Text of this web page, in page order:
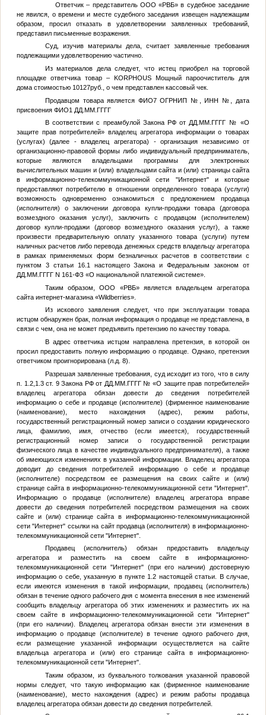
Ответчик – представитель ООО «РВБ» в судебное заседание
не явился, о времени и месте судебного заседания извещен надлежащим
образом, просил отказать в удовлетворении заявленных требований,
представил письменные возражения.
Суд, изучив материалы дела, считает заявленные требования
подлежащими удовлетворению частично.
Из материалов дела следует, что истец приобрел на торговой
площадке ответчика товар – KORPHOUS Мощный пароочиститель для
дома стоимостью 10127руб., о чем представлен кассовый чек.
Продавцом товара является ФИО7ОГРНИП № , ИНН №
, дата
присвоения ФИО1 ДД.ММ.ГГГГ
В соответствии с преамбулой Закона РФ от ДД.ММ.ГГГГ № «О
защите прав потребителей» владелец агрегатора информации о товарах
(услугах) (далее - владелец агрегатора) - организация независимо от
организационно-правовой формы либо индивидуальный предприниматель,
которые являются владельцами программы для электронных
вычислительных машин и (или) владельцами сайта и (или) страницы сайта
в информационно-телекоммуникационной сети "Интернет" и которые
предоставляют потребителю в отношении определенного товара (услуги)
возможность одновременно ознакомиться с предложением продавца
(исполнителя) о заключении договора купли-продажи товара (договора
возмездного оказания услуг), заключить с продавцом (исполнителем)
договор купли-продажи (договор возмездного оказания услуг), а также
произвести предварительную оплату указанного товара (услуги) путем
наличных расчетов либо перевода денежных средств владельцу агрегатора
в рамках применяемых форм безналичных расчетов в соответствии с
пунктом 3 статьи 16.1 настоящего Закона и Федеральным законом от
ДД.ММ.ГГГГN 161-ФЗ «О национальной платежной системе».
Таким образом, ООО «РВБ» является владельцем агрегатора
сайта интернет-магазина «Wildberries».
Из искового заявления следует, что при эксплуатации товара
истцом обнаружен брак, полная информация о продавце не представлена, в
связи с чем, она не может предъявить претензию по качеству товара.
В адрес ответчика истцом направлена претензия, в которой он
просил предоставить полную информацию о продавце. Однако, претензия
ответчиком проигнорирована (л.д. 8).
Разрешая заявленные требования, суд исходит из того, что в силу
п. 1.2,1.3 ст. 9 Закона РФ от ДД.ММ.ГГГГ № «О защите прав потребителей»
владелец агрегатора обязан довести до сведения потребителей
информацию о себе и продавце (исполнителе) (фирменное наименование
(наименование), место нахождения (адрес), режим работы,
государственный регистрационный номер записи о создании юридического
лица, фамилию, имя, отчество (если имеется), государственный
регистрационный номер записи о государственной регистрации
физического лица в качестве индивидуального предпринимателя), а также
об имеющихся изменениях в указанной информации. Владелец агрегатора
доводит до сведения потребителей информацию о себе и продавце
(исполнителе) посредством ее размещения на своих сайте и (или)
странице сайта в информационно-телекоммуникационной сети "Интернет".
Информацию о продавце (исполнителе) владелец агрегатора вправе
довести до сведения потребителей посредством размещения на своих
сайте и (или) странице сайта в информационно-телекоммуникационной
сети "Интернет" ссылки на сайт продавца (исполнителя) в информационно-
телекоммуникационной сети "Интернет".
Продавец (исполнитель) обязан предоставить владельцу
агрегатора и разместить на своем сайте в информационно-
телекоммуникационной сети "Интернет" (при его наличии) достоверную
информацию о себе, указанную в пункте 1.2 настоящей статьи. В случае,
если имеются изменения в такой информации, продавец (исполнитель)
обязан в течение одного рабочего дня с момента внесения в нее изменений
сообщить владельцу агрегатора об этих изменениях и разместить их на
своем сайте в информационно-телекоммуникационной сети "Интернет"
(при его наличии). Владелец агрегатора обязан внести эти изменения в
информацию о продавце (исполнителе) в течение одного рабочего дня,
если размещение указанной информации осуществляется на сайте
владельца агрегатора и (или) его странице сайта в информационно-
телекоммуникационной сети "Интернет".
Таким образом, из буквального толкования указанной правовой
нормы следует, что такую информацию как (фирменное наименование
(наименование), место нахождения (адрес) и режим работы продавца
владелец агрегатора обязан довести до сведения потребителей.